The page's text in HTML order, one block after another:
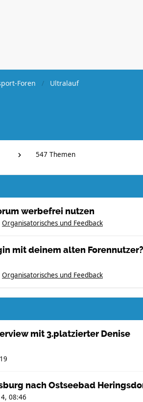
Foren Ultralauf
547 Themen
werbefrei nutzen
Organisatorisches und Feedback
mit deinem alten
Organisatorisches und Feedback
mit 3.platzierter Denise
nach Ostseebad
08:46